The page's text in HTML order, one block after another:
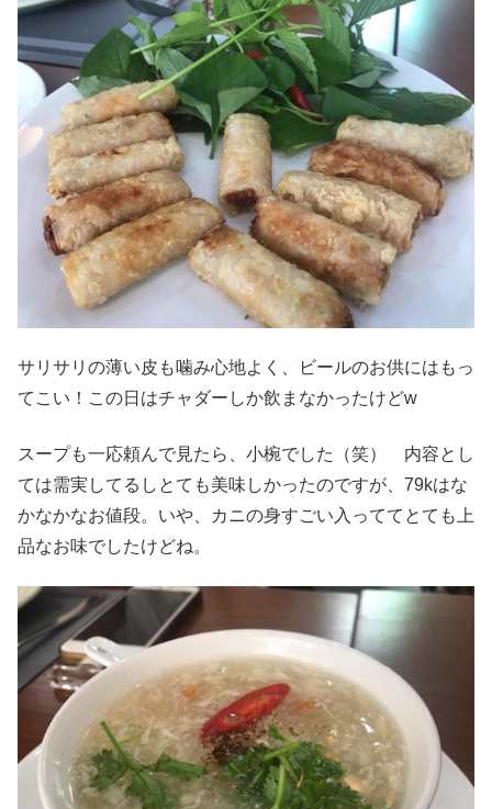
サリサリの薄い皮も噛み心地よく、ビールのお供にはもっ
てこい！この日はチャダーしか飲まなかったけどw
スープも一応頼んで見たら、小椀でした（笑） 内容とし
ては需実してるしとても美味しかったのですが、79kはな
かなかなお値段。いや、カニの身すごい入っててとても上
品なお味でしたけどね。